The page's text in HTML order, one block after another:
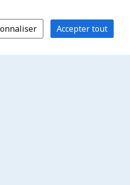
Accepter tout